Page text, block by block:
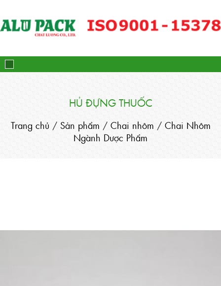
HỦ ĐỰNG THUỐC
Trang chủ / Sản phẩm / Chai nhôm / Chai Nhôm
Ngành Dược Phẩm